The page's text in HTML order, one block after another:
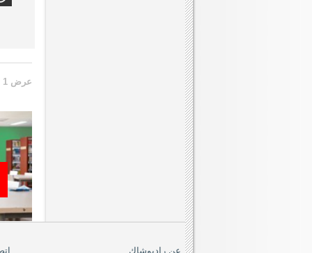
عرض 1 الى 32 من 38 (2 صفحات)
عن راديوشاك